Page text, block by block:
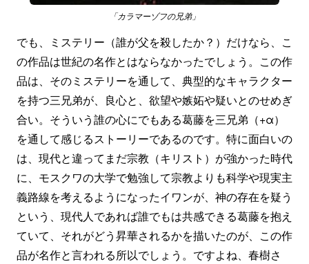
「カラマーゾフの兄弟」
でも、ミステリー（誰が父を殺したか？）だけなら、こ
の作品は世紀の名作とはならなかったでしょう。この作
品は、そのミステリーを通して、典型的なキャラクター
を持つ三兄弟が、良心と、欲望や嫉妬や疑いとのせめぎ
合い。そういう誰の心にでもある葛藤を三兄弟（+α）
を通して感じるストーリーであるのです。特に面白いの
は、現代と違ってまだ宗教（キリスト）が強かった時代
に、モスクワの大学で勉強して宗教よりも科学や現実主
義路線を考えるようになったイワンが、神の存在を疑う
という、現代人であれば誰でもは共感できる葛藤を抱え
ていて、それがどう昇華されるかを描いたのが、この作
品が名作と言われる所以でしょう。ですよね、春樹さ